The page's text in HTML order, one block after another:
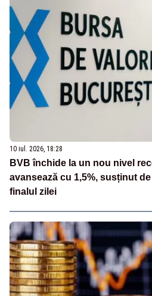
10 iul. 2026, 18:28
BVB închide la un nou nivel
avansează cu 1,5%, susținut
finalul zilei